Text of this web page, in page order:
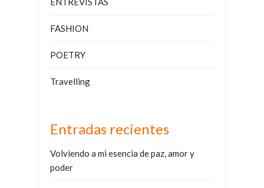
FASHION
POETRY
Travelling
Entradas recientes
Volviendo a mi esencia de paz, amor y
poder